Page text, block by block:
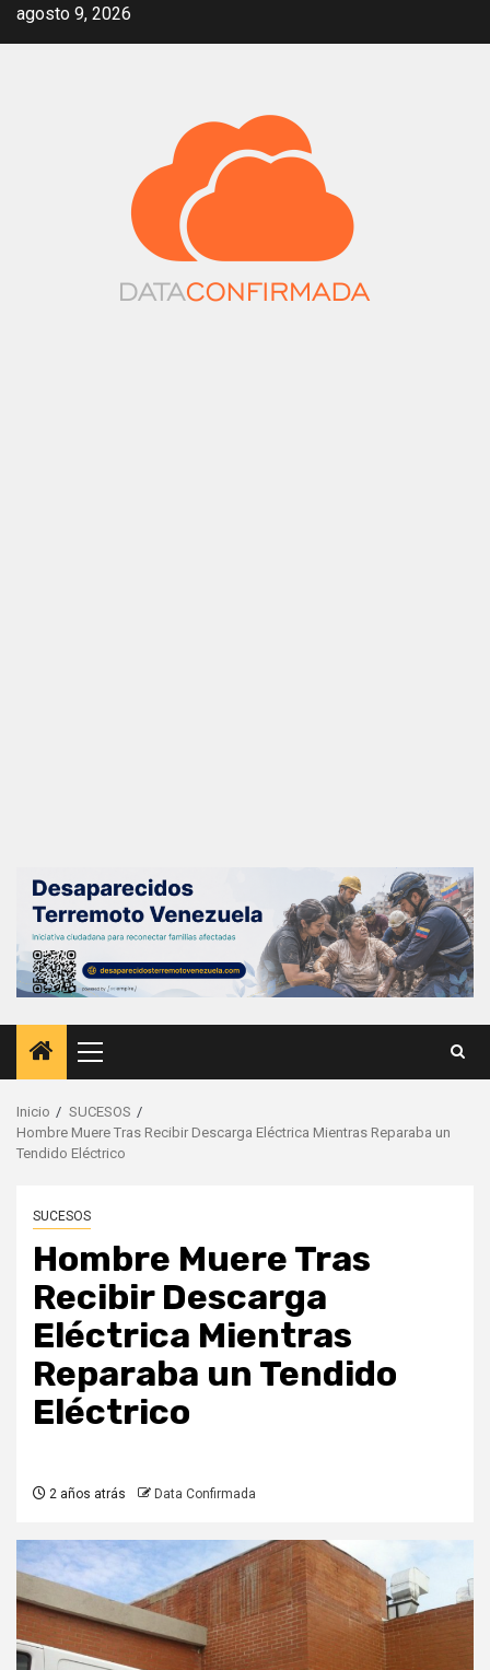
Saltar
agosto 9, 2026
Menú
principal
Inicio
SUCESOS
Hombre Muere Tras Recibir Descarga Eléctrica Mientras Reparaba un
Tendido Eléctrico
SUCESOS
Hombre Muere Tras
Recibir Descarga
Eléctrica Mientras
Reparaba un Tendido
Eléctrico
2 años atrás Data Confirmada